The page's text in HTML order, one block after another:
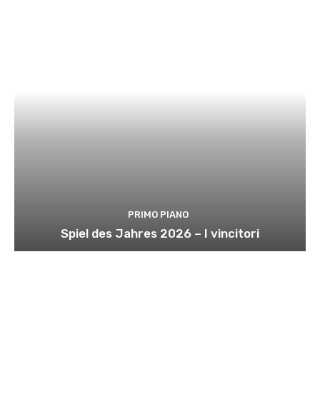
PRIMO PIANO
Spiel des Jahres 2026 – I vincitori